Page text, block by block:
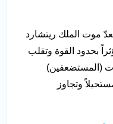
موت الملك ريتشارد
بحدود القوة وتقلب
(المستضعفين)
وتجاوز